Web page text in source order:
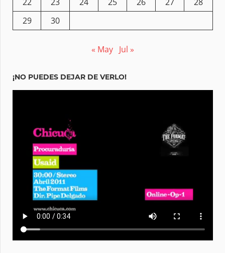
29
30
« May Jul »
¡NO PUEDES DEJAR DE VERLO!